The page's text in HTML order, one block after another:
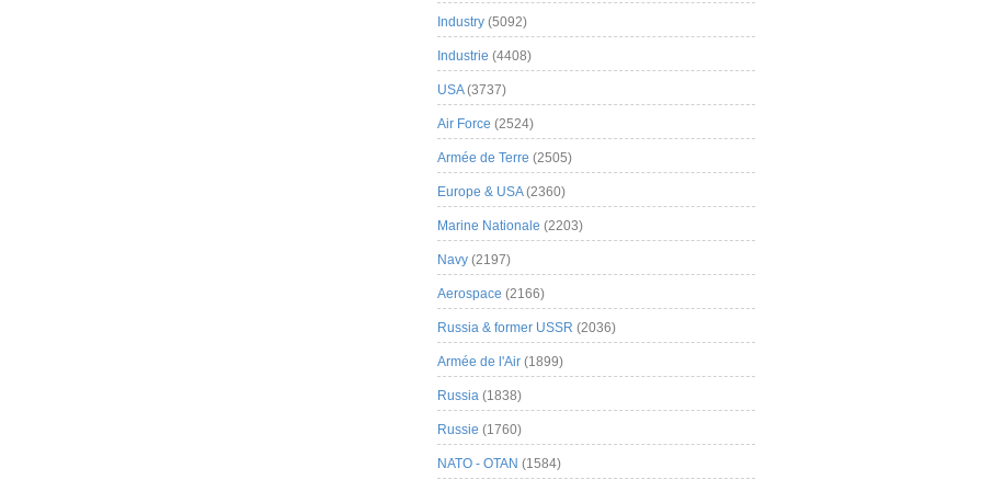
Industry (5092)
Industrie (4408)
USA(3737)
Air Force (2524)
Armée de Terre (2505)
Europe & USA(2360)
Marine Nationale (2203)
Navy (2197)
Aerospace (2166)
Russia & former USSR (2036)
Armée de l'Air (1899)
Russia (1838)
Russie (1760)
NATO - OTAN (1584)